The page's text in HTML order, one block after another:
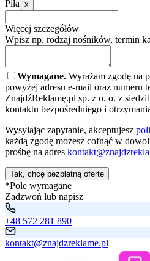
Piła x
Więcej szczegółów
Wpisz np. rodzaj nośników, termin
Wymagane. Wyrażam zgodę na
powyżej adresu e-mail oraz numeru
ZnajdźReklamę.pl sp. z o. o. z
kontaktu bezpośredniego i
Wysyłając zapytanie, akceptujesz
każdą zgodę możesz cofnąć w
prośbę na adres
Tak, chcę bezpłatną ofertę
*Pole wymagane
Zadzwoń lub napisz
+48 572 281 890
kontakt@znajdzreklame.pl